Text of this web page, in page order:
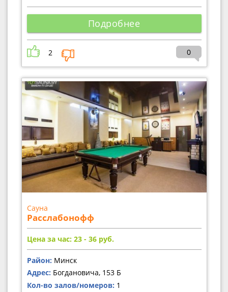
Подробнее
2 0
Сауна
Расслабонофф
Цена за час: 23 - 36 руб.
Район: Минск
Адрес: Богдановича, 153 Б
Кол-во залов/номеров: 1